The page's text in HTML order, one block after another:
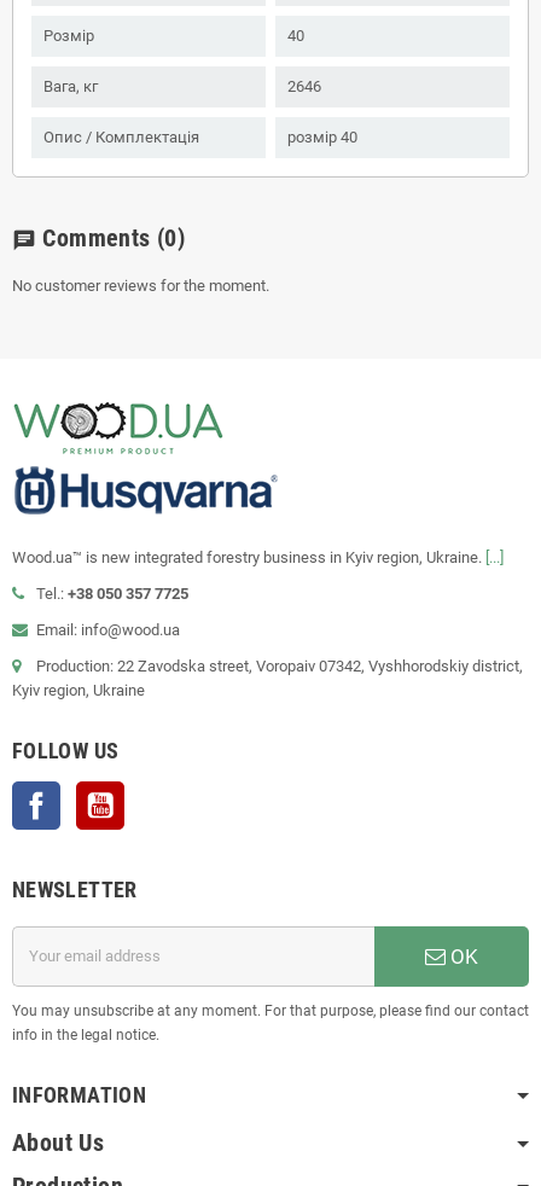
Розмір 40
Вага, кг 2646
Опис / Комплектація розмір 40
chat Comments (0)
No customer reviews for the moment.
Wood.ua™ is new integrated forestry business in Kyiv region, Ukraine. [...]
Tel.: +38 050 357 7725
Email: info@wood.ua
Production: 22 Zavodska street, Voropaiv 07342, Vyshhorodskiy district,
Kyiv region, Ukraine
FOLLOW US
Facebook
NEWSLETTER
OK
You may unsubscribe at any moment. For that purpose, please find our contact
info in the legal notice.
INFORMATION
About Us